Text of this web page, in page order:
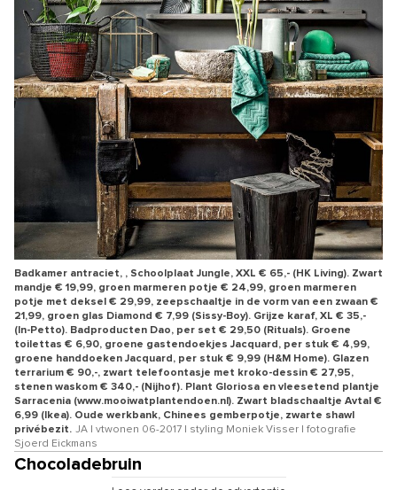
Badkamer antraciet, , Schoolplaat Jungle, XXL € 65,- (HK Living). Zwart
mandje € 19,99, groen marmeren potje € 24,99, groen marmeren
potje met deksel € 29,99, zeepschaaltje in de vorm van een zwaan €
21,99, groen glas Diamond € 7,99 (Sissy-Boy). Grijze karaf, XL € 35,-
(In-Petto). Badproducten Dao, per set € 29,50 (Rituals). Groene
toilettas € 6,90, groene gastendoekjes Jacquard, per stuk € 4,99,
groene handdoeken Jacquard, per stuk € 9,99 (H&M Home). Glazen
terrarium € 90,-, zwart telefoontasje met kroko-dessin € 27,95,
stenen waskom € 340,- (Nijhof). Plant Gloriosa en vleesetend plantje
Sarracenia (www.mooiwatplantendoen.nl). Zwart bladschaaltje Avtal €
6,99 (Ikea). Oude werkbank, Chinees gemberpotje, zwarte shawl
privébezit. JA | vtwonen 06-2017 | styling Moniek Visser | fotografie
Sjoerd Eickmans
Chocoladebruin